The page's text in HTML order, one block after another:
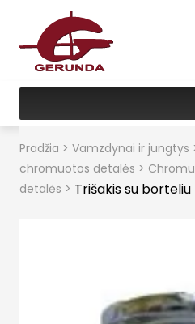
Pradžia > Vamzdynai ir jungtys
chromuotos detalės >
detalės > Trišakis su borteliu